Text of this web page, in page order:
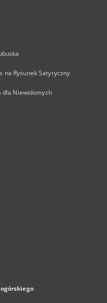
na Rysunek Satyryczny
dla Niewidomych